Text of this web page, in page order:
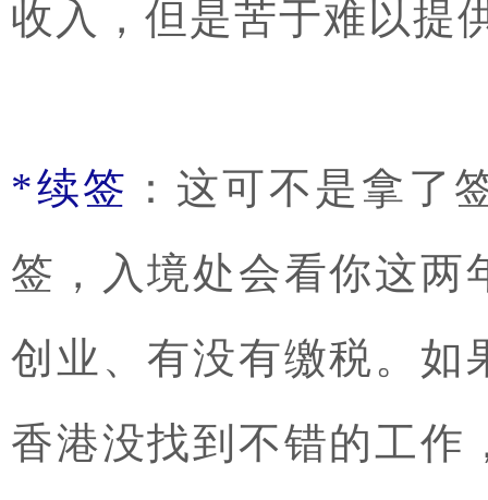
收入，但是苦于难以提
*续签 ：这可不是拿了
签，入境处会看你这两
创业、有没有缴税。如
香港没找到不错的工作